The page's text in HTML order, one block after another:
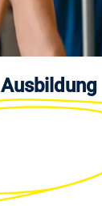
Ausbildung